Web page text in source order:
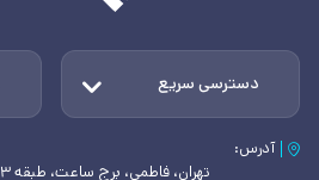
دسترسی سریع
آدرس:
تهران، فاطمی، برج ساعت، طبقه ۳، واحد ۳۱